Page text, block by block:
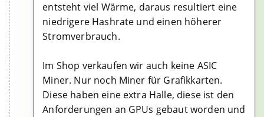
entsteht viel Wärme, daraus resultiert eine
niedrigere Hashrate und einen höherer
Stromverbrauch.
Im Shop verkaufen wir auch keine ASIC
Miner. Nur noch Miner für Grafikkarten.
Diese haben eine extra Halle, diese ist den
Anforderungen an GPUs gebaut worden und